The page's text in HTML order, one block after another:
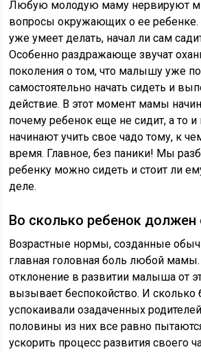
Любую молодую маму нервируют
вопросы окружающих о ее ребенке.
уже умеет делать, начал ли сам
Особенно раздражающе звучат
поколения о том, что малышу уже
самостоятельно начать сидеть и
действие. В этот момент мамы
почему ребенок еще не сидит, а то
начинают учить свое чадо тому, к
время. Главное, без паники! Мы
ребенку можно сидеть и стоит ли
деле.
Во сколько ребенок должен
Возрастные нормы, созданные
главная головная боль любой
отклонение в развитии малыша от
вызывает беспокойство. И сколько
успокаивали озадаченных
половины из них все равно
ускорить процесс развития своего